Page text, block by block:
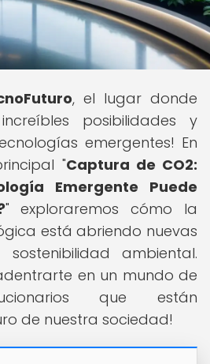
, el lugar donde
posibilidades y
emergentes! En
"Captura de CO2:
Emergente Puede
" exploraremos cómo la
está abriendo nuevas
ambiental.
en un mundo de
que están
de nuestra sociedad!